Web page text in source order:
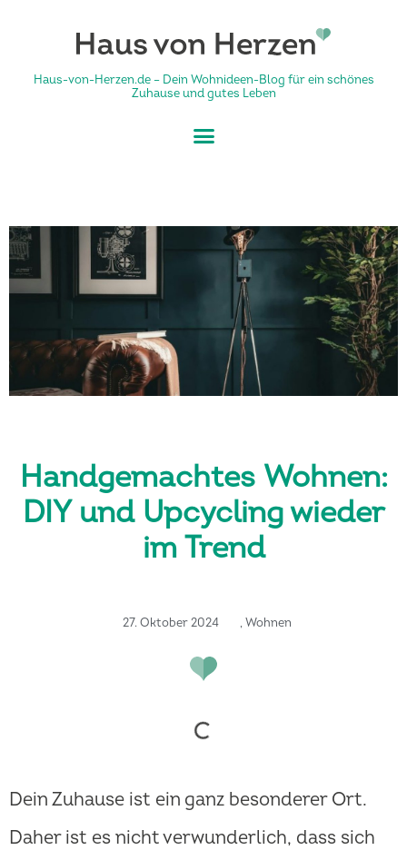
Haus-von-Herzen.de – Dein Wohnideen-Blog für ein schönes
Zuhause und gutes Leben
Handgemachtes Wohnen:
DIY und Upcycling wieder
im Trend
27. Oktober 2024 ,Wohnen
Dein Zuhause ist ein ganz besonderer Ort.
Daher ist es nicht verwunderlich, dass sich